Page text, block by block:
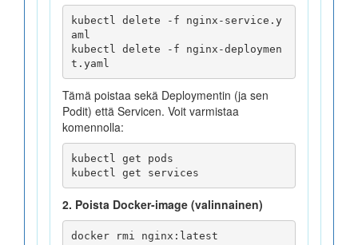
kubectl delete -f nginx-service.y
aml
kubectl delete -f nginx-deploymen
Tämä poistaa sekä Deploymentin (ja sen
Podit) että Servicen. Voit varmistaa
komennolla:
kubectl get pods
2. Poista Docker-image (valinnainen)